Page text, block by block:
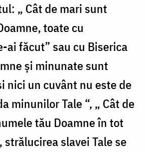
„ Cât de mari sunt
toate cu
ai făcut” sau cu Biserica
și minunate sunt
nici un cuvânt nu este de
minunilor Tale “, „ Cât de
tău Doamne în tot
strălucirea slavei Tale se